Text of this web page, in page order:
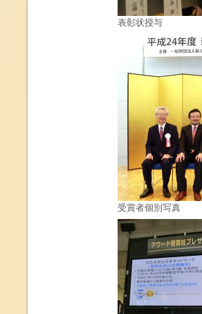
表彰状授与
受賞者個別写真